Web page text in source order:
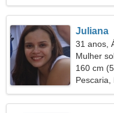
Juliana
31 anos,
Mulher
160 cm
Pescaria,